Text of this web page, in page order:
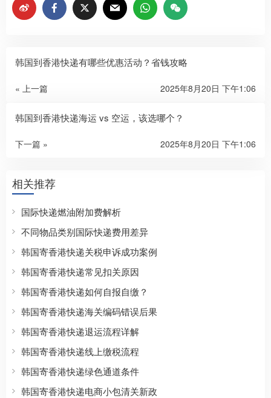
韩国到香港快递有哪些优惠活动？省钱攻略
« 上一篇 2025年8月20日 下午1:06
韩国到香港快递海运 vs 空运，该选哪个？
下一篇 » 2025年8月20日 下午1:06
相关推荐
国际快递燃油附加费解析
不同物品类别国际快递费用差异
韩国寄香港快递关税申诉成功案例
韩国寄香港快递常见扣关原因
韩国寄香港快递如何自报自缴？
韩国寄香港快递海关编码错误后果
韩国寄香港快递退运流程详解
韩国寄香港快递线上缴税流程
韩国寄香港快递绿色通道条件
韩国寄香港快递电商小包清关新政